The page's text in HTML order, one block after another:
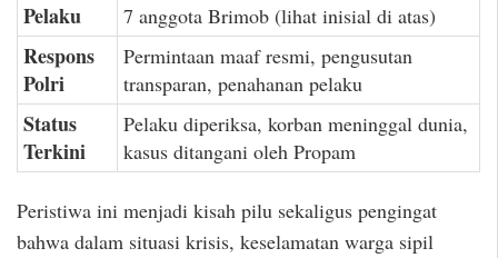
Pelaku 7 anggota Brimob (lihat inisial di atas)
Respons
Polri
Permintaan maaf resmi, pengusutan
transparan, penahanan pelaku
Status
Terkini
Pelaku diperiksa, korban meninggal dunia,
kasus ditangani oleh Propam
Peristiwa ini menjadi kisah pilu sekaligus pengingat
bahwa dalam situasi krisis, keselamatan warga sipil